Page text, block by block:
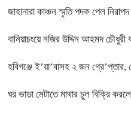
জাহানারা কাঞ্চন স্মৃতি পদক পেল
বানিয়াচংয়ে নজির উদ্দিন আহমদ
হবিগঞ্জে ই’য়া’বাসহ ২ জন
ঘর ভাড়া মেটাতে মাথার চুল বিক্রি